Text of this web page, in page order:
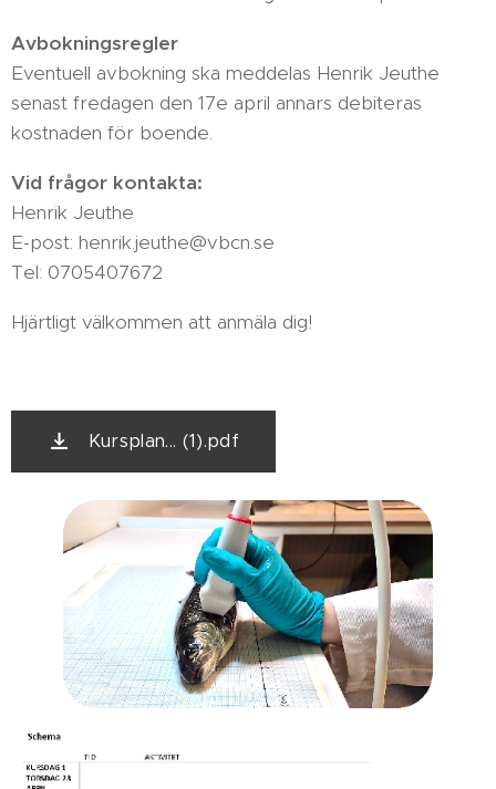
Avbokningsregler
Eventuell avbokning ska meddelas Henrik Jeuthe
senast fredagen den 17e april annars debiteras
kostnaden för boende.
Vid frågor kontakta:
Henrik Jeuthe
E-post: henrik.jeuthe@vbcn.se
Tel: 0705407672
Hjärtligt välkommen att anmäla dig!
Kursplan... (1).pdf